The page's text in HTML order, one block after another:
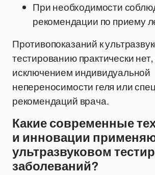
При необходимости
рекомендации по приему
Противопоказаний к
тестированию практически нет,
исключением индивидуальной
непереносимости геля или
рекомендаций врача.
Какие современные
и инновации
ультразвуковом
заболеваний?